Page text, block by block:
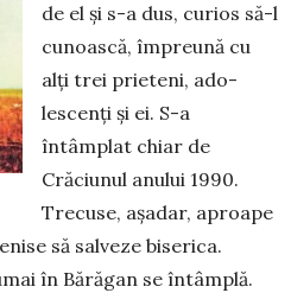
de el și s-a dus, curios să-l
cu­noas­­că, împreună cu
alți trei prieteni, ado­
lescenți și ei. S-a
întâmplat chiar de
Crăciunul anului 1990.
Trecuse, așadar, aproape
să sal­veze biserica.
în Bărăgan se întâmplă.